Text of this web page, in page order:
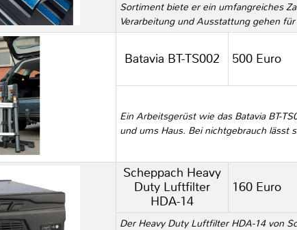
Sortiment biete er ein umfangreiches
Verarbeitung und Ausstattung gehen
Batavia BT-TS002 500 Euro
Ein Arbeitsgerüst wie das Batavia BT-
und ums Haus. Bei nichtgebrauch lässt
Scheppach Heavy
Duty Luftfilter
HDA-14
160 Euro
Der Heavy Duty Luftfilter HDA-14 von